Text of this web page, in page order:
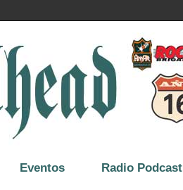
Eventos Radio Podcast